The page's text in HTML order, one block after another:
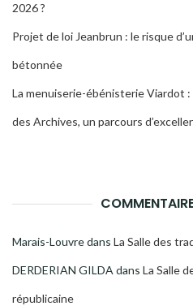
2026 ?
Projet de loi Jeanbrun : le risque
bétonnée
La menuiserie-ébénisterie Viardot :
des Archives, un parcours
Marais-Louvredans La Salle des
DERDERIAN GILDA dans La Salle
républicaine